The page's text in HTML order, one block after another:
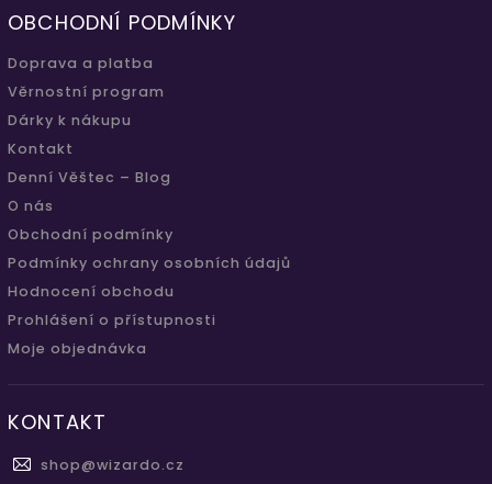
OBCHODNÍ PODMÍNKY
Doprava a platba
Věrnostní program
Dárky k nákupu
Kontakt
Denní Věštec – Blog
O nás
Obchodní podmínky
Podmínky ochrany osobních údajů
Hodnocení obchodu
Prohlášení o přístupnosti
Moje objednávka
KONTAKT
shop@wizardo.cz